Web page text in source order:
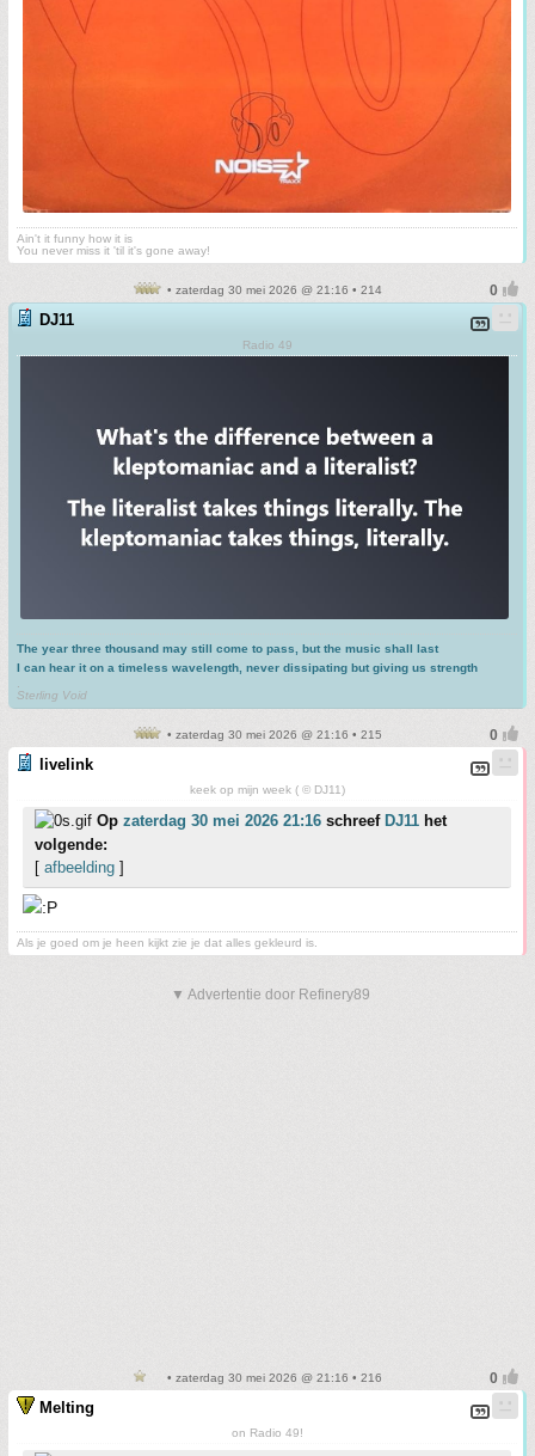
Ain't it funny how it is
You never miss it 'til it's gone away!
• zaterdag 30 mei 2026 @ 21:16 • 214
DJ11
Radio 49
The year three thousand may still come to pass, but the music shall last
I can hear it on a timeless wavelength, never dissipating but giving us strength
Sterling Void
• zaterdag 30 mei 2026 @ 21:16 • 215
livelink
keek op mijn week ( © DJ11)
Op zaterdag 30 mei 2026 21:16 schreef DJ11 het
volgende:
[ afbeelding ]
Als je goed om je heen kijkt zie je dat alles gekleurd is.
▼ Advertentie door Refinery89
• zaterdag 30 mei 2026 @ 21:16 • 216
Melting
on Radio 49!